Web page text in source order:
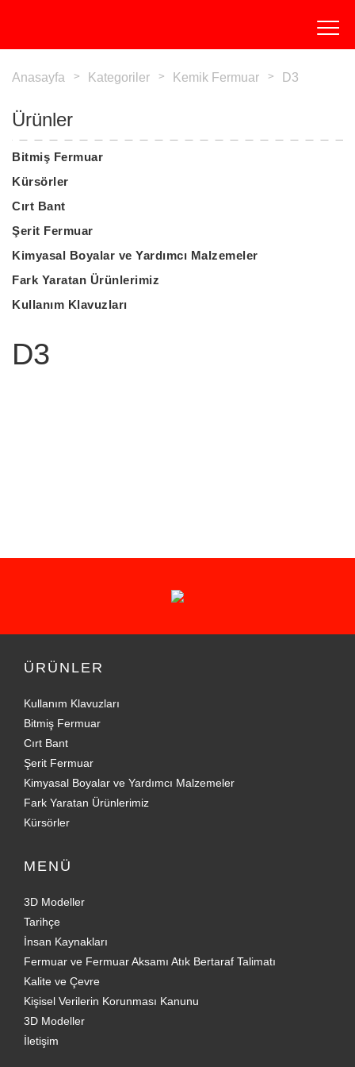
Anasayfa Kategoriler Kemik Fermuar D3
Ürünler
Bitmiş Fermuar
Kürsörler
Cırt Bant
Şerit Fermuar
Kimyasal Boyalar ve Yardımcı Malzemeler
Fark Yaratan Ürünlerimiz
Kullanım Klavuzları
D3
ÜRÜNLER
Kullanım Klavuzları
Bitmiş Fermuar
Cırt Bant
Şerit Fermuar
Kimyasal Boyalar ve Yardımcı Malzemeler
Fark Yaratan Ürünlerimiz
Kürsörler
MENÜ
3D Modeller
Tarihçe
İnsan Kaynakları
Fermuar ve Fermuar Aksamı Atık Bertaraf Talimatı
Kalite ve Çevre
Kişisel Verilerin Korunması Kanunu
3D Modeller
İletişim